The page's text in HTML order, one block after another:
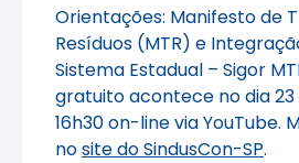
Orientações: Manifesto de
Resíduos (MTR) e
Sistema Estadual – Sigor
gratuito acontece no dia 23
16h30 on-line via YouTube.
nosite do SindusCon-SP.